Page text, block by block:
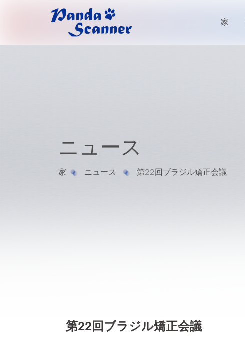
家
ニュース
家 ニュース 第22回ブラジル矯正会議
第22回ブラジル矯正会議